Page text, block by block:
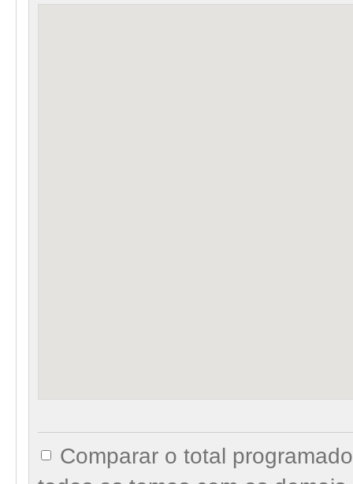
Comparar o total